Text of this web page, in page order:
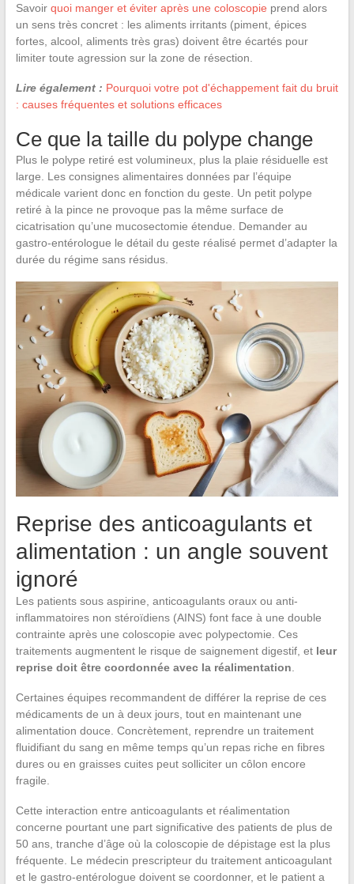
Savoir quoi manger et éviter après une coloscopie prend alors
un sens très concret : les aliments irritants (piment, épices
fortes, alcool, aliments très gras) doivent être écartés pour
limiter toute agression sur la zone de résection.
Lire également : Pourquoi votre pot d'échappement fait du bruit
: causes fréquentes et solutions efficaces
Ce que la taille du polype change
Plus le polype retiré est volumineux, plus la plaie résiduelle est
large. Les consignes alimentaires données par l’équipe
médicale varient donc en fonction du geste. Un petit polype
retiré à la pince ne provoque pas la même surface de
cicatrisation qu’une mucosectomie étendue. Demander au
gastro-entérologue le détail du geste réalisé permet d’adapter la
durée du régime sans résidus.
Reprise des anticoagulants et
alimentation : un angle souvent
ignoré
Les patients sous aspirine, anticoagulants oraux ou anti-
inflammatoires non stéroïdiens (AINS) font face à une double
contrainte après une coloscopie avec polypectomie. Ces
traitements augmentent le risque de saignement digestif, et leur
reprise doit être coordonnée avec la réalimentation.
Certaines équipes recommandent de différer la reprise de ces
médicaments de un à deux jours, tout en maintenant une
alimentation douce. Concrètement, reprendre un traitement
fluidifiant du sang en même temps qu’un repas riche en fibres
dures ou en graisses cuites peut solliciter un côlon encore
fragile.
Cette interaction entre anticoagulants et réalimentation
concerne pourtant une part significative des patients de plus de
50 ans, tranche d’âge où la coloscopie de dépistage est la plus
fréquente. Le médecin prescripteur du traitement anticoagulant
et le gastro-entérologue doivent se coordonner, et le patient a